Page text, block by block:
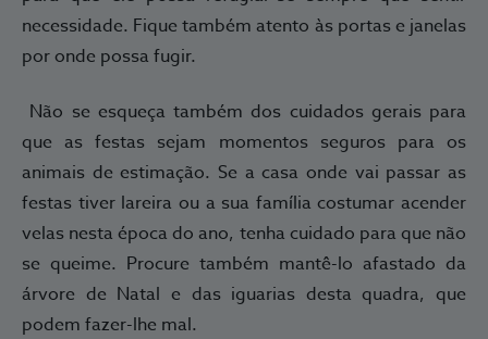
necessidade. Fique também atento às portas e janelas
por onde possa fugir.
Não se esqueça também dos cuidados gerais para
que as festas sejam momentos seguros para os
animais de estimação. Se a casa onde vai passar as
festas tiver lareira ou a sua família costumar acender
velas nesta época do ano, tenha cuidado para que não
se queime. Procure também mantê-lo afastado da
árvore de Natal e das iguarias desta quadra, que
podem fazer-lhe mal.